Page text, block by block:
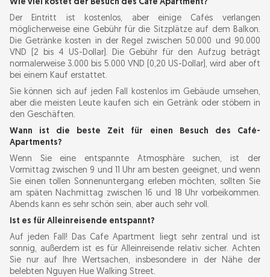
Wie viel kostet der Besuch des Cafe Apartment?
Der Eintritt ist kostenlos, aber einige Cafés verlangen
möglicherweise eine Gebühr für die Sitzplätze auf dem Balkon.
Die Getränke kosten in der Regel zwischen 50.000 und 90.000
VND (2 bis 4 US-Dollar). Die Gebühr für den Aufzug beträgt
normalerweise 3.000 bis 5.000 VND (0,20 US-Dollar), wird aber oft
bei einem Kauf erstattet.
Sie können sich auf jeden Fall kostenlos im Gebäude umsehen,
aber die meisten Leute kaufen sich ein Getränk oder stöbern in
den Geschäften.
Wann ist die beste Zeit für einen Besuch des Café-
Apartments?
Wenn Sie eine entspannte Atmosphäre suchen, ist der
Vormittag zwischen 9 und 11 Uhr am besten geeignet, und wenn
Sie einen tollen Sonnenuntergang erleben möchten, sollten Sie
am späten Nachmittag zwischen 16 und 18 Uhr vorbeikommen.
Abends kann es sehr schön sein, aber auch sehr voll.
Ist es für Alleinreisende entspannt?
Auf jeden Fall! Das Cafe Apartment liegt sehr zentral und ist
sonnig, außerdem ist es für Alleinreisende relativ sicher. Achten
Sie nur auf Ihre Wertsachen, insbesondere in der Nähe der
belebten Nguyen Hue Walking Street.